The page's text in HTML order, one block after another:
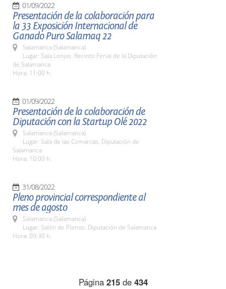
01/09/2022
Presentación de la colaboración para
la 33 Exposición Internacional de
Ganado Puro Salamaq 22
Salamanca (Salamanca)
Lugar: Sala Lonjas. Recinto Ferial de la Diputación
de Salamanca
Hora: 11:00 h.
01/09/2022
Presentación de la colaboración de
Diputación con la Startup Olé 2022
Salamanca (Salamanca)
Lugar: Sala de las Comarcas. Diputación de
Salamanca
Hora: 10:00 h.
31/08/2022
Pleno provincial correspondiente al
mes de agosto
Salamanca (Salamanca)
Lugar: Salón de Plenos. Diputación de Salamanca
Hora: 09:30 h.
Página 215de 434